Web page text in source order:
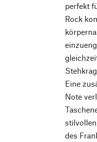
perfekt
Rock
Eine
Note
des